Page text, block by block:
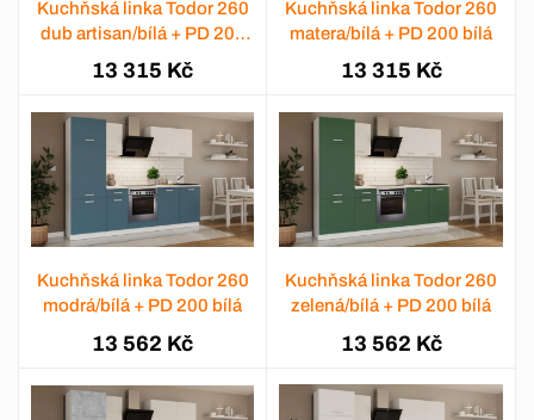
Kuchňská linka Todor 260
dub artisan/bílá + PD 200
bílá
13 315 Kč
Kuchňská linka Todor 260
matera/bílá + PD 200 bílá
13 315 Kč
Kuchňská linka Todor 260
modrá/bílá + PD 200 bílá
13 562 Kč
Kuchňská linka Todor 260
zelená/bílá + PD 200 bílá
13 562 Kč